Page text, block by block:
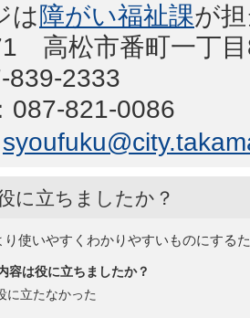
は障がい福祉課が
高松市番町一丁
839-2333
087-821-0086
に立ちましたか？
使いやすくわかりやすいものにする
容は役に立ちましたか？
に立たなかった